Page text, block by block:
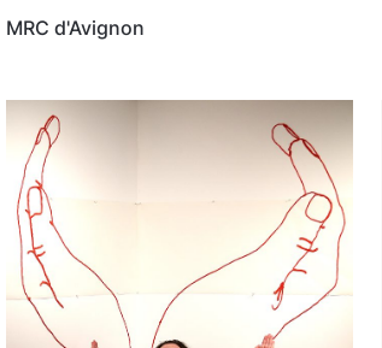
MRC d'Avignon